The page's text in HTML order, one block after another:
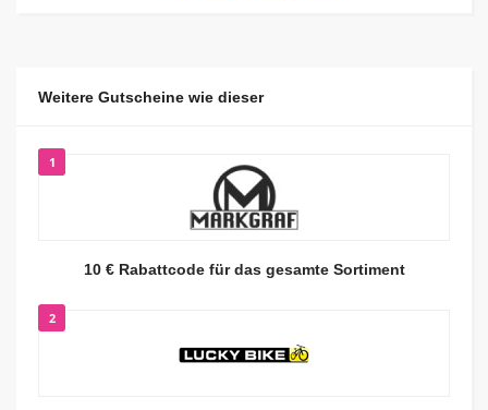
Weitere Gutscheine wie dieser
1
10 € Rabattcode für das gesamte Sortiment
2